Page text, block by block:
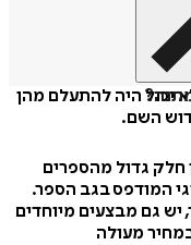
יכול היה להתעלם מהן
השם.
חלק גדול מהספרים
המודפס בגב הספר.
גם מבצעים מיוחדים
מעולה